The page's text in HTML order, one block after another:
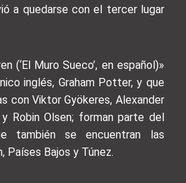
a quedarse con el tercer lugar
(‘El Muro Sueco’, en español)»
inglés, Graham Potter, y que
con Viktor Gyökeres, Alexander
Robin Olsen; forman parte del
también se encuentran las
Países Bajos y Túnez.